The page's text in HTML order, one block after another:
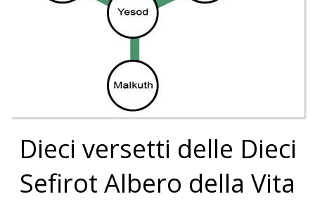
Dieci versetti delle Dieci
Sefirot Albero della Vita